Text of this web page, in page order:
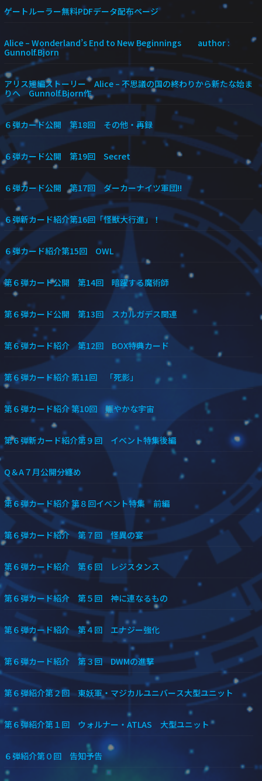
ゲートルーラー無料PDFデータ配布ページ
Alice – Wonderland’s End to New Beginnings author :
Gunnolf.Bjorn
アリス短編ストーリー Alice – 不思議の国の終わりから新たな始ま
りへ Gunnolf.Bjorn作
６弾カード公開 第18回 その他・再録
６弾カード公開 第19回 Secret
６弾カード公開 第17回 ダーカーナイツ軍団!!
６弾新カード紹介第16回「怪獣大行進」！
６弾カード紹介第15回 OWL
第６弾カード公開 第14回 暗躍する魔術師
第６弾カード公開 第13回 スカルガデス関連
第６弾カード紹介 第12回 BOX特典カード
第６弾カード紹介 第11回 「死影」
第６弾カード紹介 第10回 賑やかな宇宙
第６弾新カード紹介第９回 イベント特集後編
Q＆A７月公開分纏め
第６弾カード紹介 第８回イベント特集 前編
第６弾カード紹介 第７回 怪異の宴
第６弾カード紹介 第６回 レジスタンス
第６弾カード紹介 第５回 神に連なるもの
第６弾カード紹介 第４回 エナジー強化
第６弾カード紹介 第３回 DWMの進撃
第６弾紹介第２回 東妖軍・マジカルユニバース大型ユニット
第６弾紹介第１回 ウォルナー・ATLAS 大型ユニット
６弾紹介第０回 告知予告